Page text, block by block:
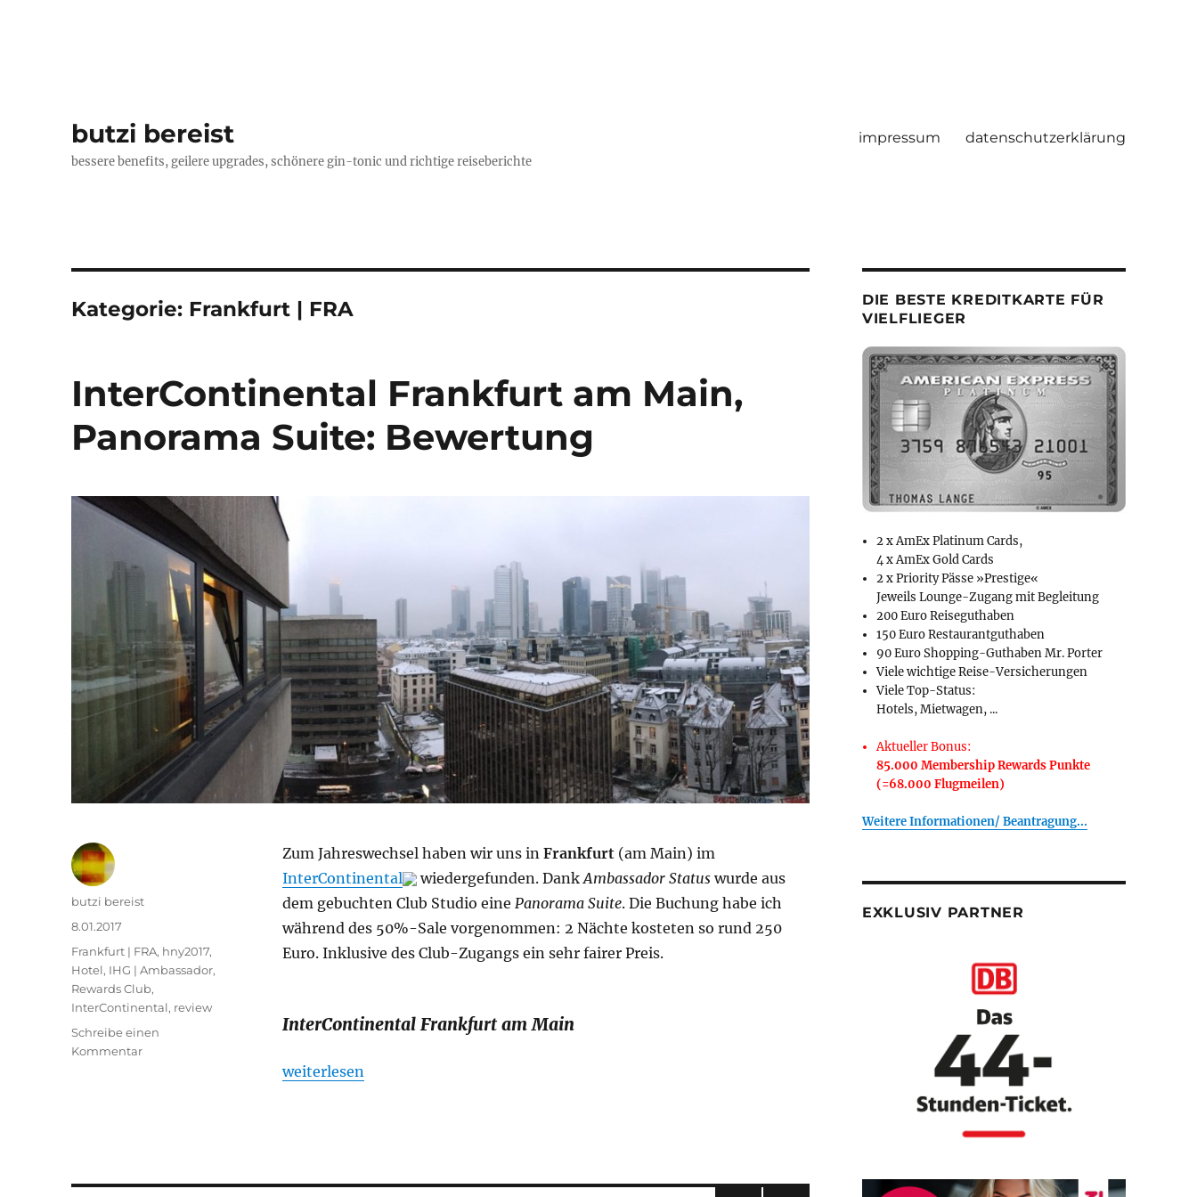
butzi bereist
bessere benefits, geilere upgrades, schönere gin-tonic und richtige reiseberichte
impressum datenschutzerklärung
Kategorie: Frankfurt | FRA
InterContinental Frankfurt am Main,
Panorama Suite: Bewertung
Zum Jahreswechsel haben wir uns in Frankfurt(am Main) im
InterContinental
wiedergefunden. Dank Ambassador Statuswurde aus
dem gebuchten Club Studio eine Panorama Suite. Die Buchung habe ich
während des 50%-Sale vorgenommen: 2 Nächte kosteten so rund 250
Euro. Inklusive des Club-Zugangs ein sehr fairer Preis.
InterContinental Frankfurt am Main
„InterContinental Frankfurt am Main, Panorama Suite: Bewertung“
weiterlesen
Autor
butzi bereist
Veröffentlicht
8.01.2017
Kategorien
Frankfurt | FRA, hny2017,
Hotel, IHG | Ambassador,
Rewards Club,
InterContinental, review
Schreibe einen
Kommentarzu
Bewertung
DIE BESTE KREDITKARTE FÜR
VIELFLIEGER
2 x AmEx Platinum Cards,
4 x AmEx Gold Cards
2 x Priority Pässe »Prestige«
Jeweils Lounge-Zugang mit Begleitung
200 Euro Reiseguthaben
150 Euro Restaurantguthaben
90 Euro Shopping-Guthaben Mr. Porter
Viele wichtige Reise-Versicherungen
Viele Top-Status:
Hotels, Mietwagen, ...
Aktueller Bonus:
85.000 Membership Rewards Punkte
(=68.000 Flugmeilen)
Weitere Informationen/ Beantragung...
EXKLUSIV PARTNER